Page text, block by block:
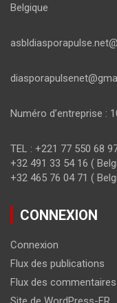
Belgique
Numéro d’entreprise :
TEL : +221 77 550 68
+32 491 33 54 16 (
+32 465 76 04 71 (
CONNEXION
Connexion
Flux des publications
Flux des commentaires